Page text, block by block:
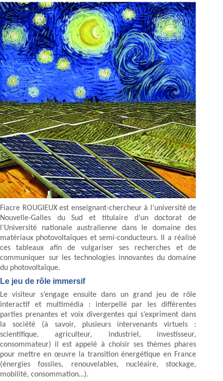
Fiacre ROUGIEUX est enseignant-chercheur à l’université de
Nouvelle-Galles du Sud et titulaire d’un doctorat de
l’Université nationale australienne dans le domaine des
matériaux photovoltaïques et semi-conducteurs. Il a réalisé
ces tableaux afin de vulgariser ses recherches et de
communiquer sur les technologies innovantes du domaine
du photovoltaïque.
Le jeu de rôle immersif
Le visiteur s’engage ensuite dans un grand jeu de rôle
interactif et multimédia : interpellé par les différentes
parties prenantes et voix divergentes qui s’expriment dans
la société (à savoir, plusieurs intervenants virtuels :
scientifique, agriculteur, industriel, investisseur,
consommateur) il est appelé à choisir ses thèmes phares
pour mettre en œuvre la transition énergétique en France
(énergies fossiles, renouvelables, nucléaire, stockage,
mobilité, consommation…).